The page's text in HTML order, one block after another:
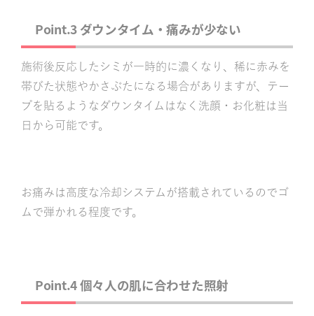
Point.3 ダウンタイム・痛みが少ない
施術後反応したシミが一時的に濃くなり、稀に赤みを
帯びた状態やかさぶたになる場合がありますが、テー
プを貼るようなダウンタイムはなく洗顔・お化粧は当
日から可能です。
お痛みは高度な冷却システムが搭載されているのでゴ
ムで弾かれる程度です。
Point.4 個々人の肌に合わせた照射